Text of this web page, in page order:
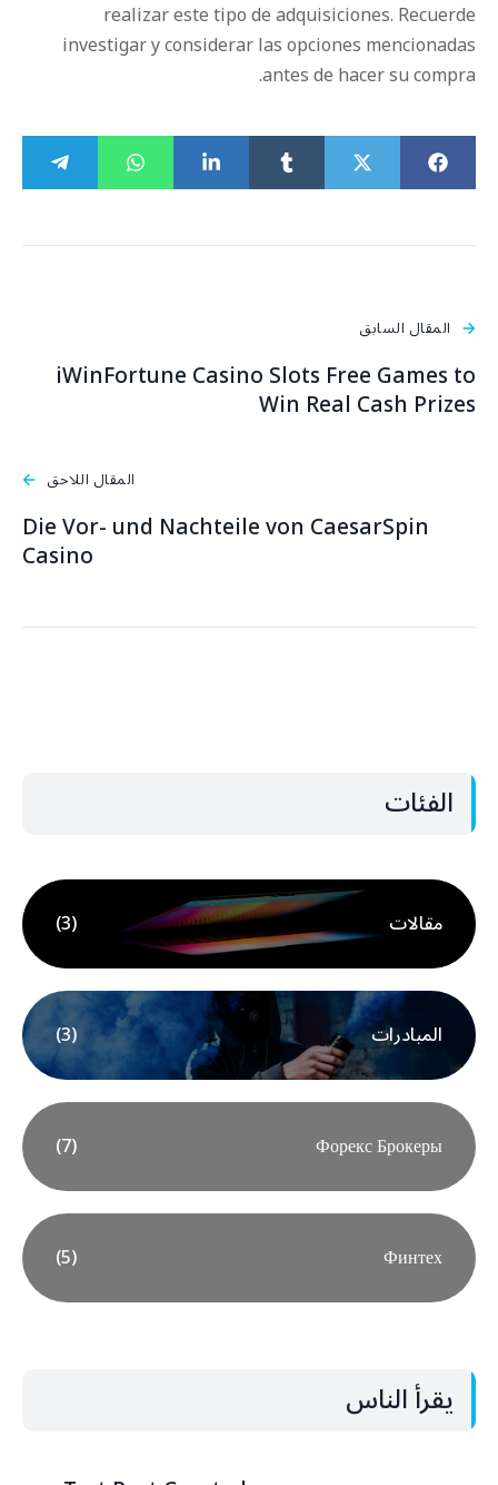
realizar este tipo de adquisiciones. Recuerde
investigar y considerar las opciones mencionadas
antes de hacer su compra.
المقال السابق
iWinFortune Casino Slots Free Games to
Win Real Cash Prizes
المقال اللاحق
Die Vor- und Nachteile von CaesarSpin
Casino
الفئات
مقالات (3)
المبادرات (3)
Форекс Брокеры
(7)
Финтех
(5)
يقرأ الناس